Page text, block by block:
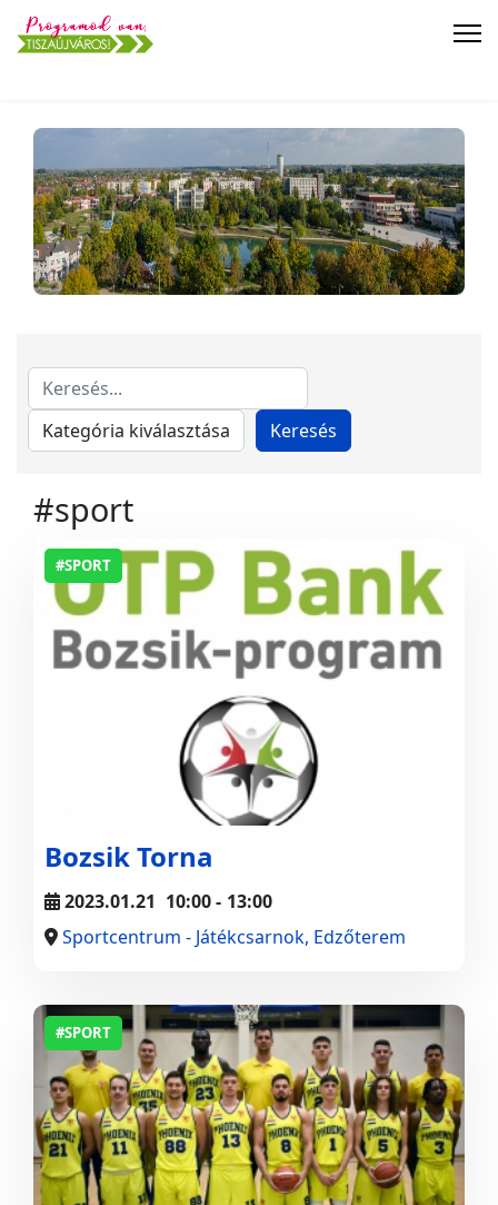
#sport
#SPORT
Bozsik Torna
2023.01.21 10:00- 13:00
Sportcentrum - Játékcsarnok, Edzőterem
#SPORT